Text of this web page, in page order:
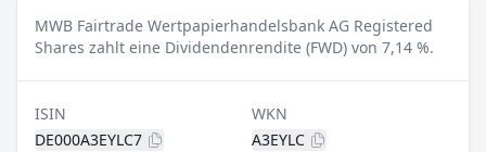
MWB Fairtrade Wertpapierhandelsbank AG Registered
Shares zahlt eine Dividendenrendite (FWD) von 7,14 %.
ISIN
DE000A3EYLC7
WKN
A3EYLC